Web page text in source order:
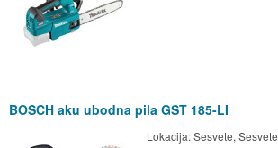
BOSCH aku ubodna pila GST 185-LI
Lokacija:Sesvete, Sesvete